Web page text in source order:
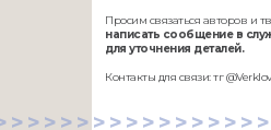
Просим связаться авторов и
написать сообщение в
для уточнения деталей.
Контакты для связи: тг